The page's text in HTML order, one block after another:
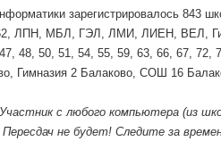
зарегистрировалось 843
ЛПН, МБЛ, ГЭЛ, ЛМИ, ЛИЕН, ВЕЛ,
48, 50, 51, 54, 55, 59, 63, 66, 67,
Гимназия 2 Балаково, СОШ 16
с любого компьютера (из
не будет! Следите за